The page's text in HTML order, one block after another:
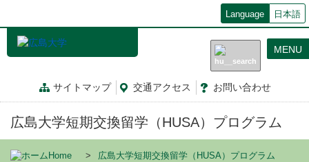
Language 日本語
サイトマップ 交通アクセス お問い合わせ
MENU
広島大学短期交換留学（HUSA）プログラム
Home
広島大学短期交換留学（HUSA）プログラム